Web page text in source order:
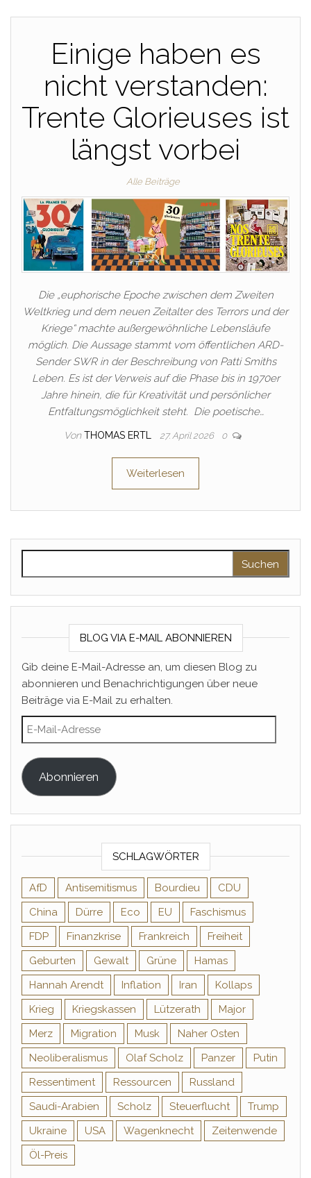
Einige haben es
nicht verstanden:
Trente Glorieuses ist
längst vorbei
Alle Beiträge
Die „euphorische Epoche zwischen dem Zweiten
Weltkrieg und dem neuen Zeitalter des Terrors und der
Kriege“ machte außergewöhnliche Lebensläufe
möglich. Die Aussage stammt vom öffentlichen ARD-
Sender SWR in der Beschreibung von Patti Smiths
Leben. Es ist der Verweis auf die Phase bis in 1970er
Jahre hinein, die für Kreativität und persönlicher
Entfaltungsmöglichkeit steht. Die poetische…
Von THOMAS ERTL 27. April 2026 0
Weiterlesen
BLOG VIA E-MAIL ABONNIEREN
Gib deine E-Mail-Adresse an, um diesen Blog zu
abonnieren und Benachrichtigungen über neue
Beiträge via E-Mail zu erhalten.
E-Mail-Adresse
Abonnieren
SCHLAGWÖRTER
AfD Antisemitismus Bourdieu
CDU
China
Dürre Eco EU
Faschismus
FDP
Finanzkrise Frankreich
Freiheit
Geburten
Gewalt Grüne
Hamas
Hannah Arendt
Inflation Iran
Kollaps
Krieg
Kriegskassen Lützerath
Major
Merz
Migration Musk
Naher Osten
Neoliberalismus
Olaf Scholz Panzer
Putin
Ressentiment
Ressourcen
Russland
Saudi-Arabien
Scholz Steuerflucht
Trump
Ukraine
USA Wagenknecht
Zeitenwende
Öl-Preis